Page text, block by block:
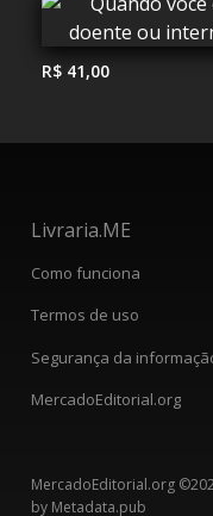
R$ 41,00
Livraria.ME
Como funciona
Termos de uso
Segurança da
MercadoEditorial.org
MercadoEditorial.org
by Metadata.pub